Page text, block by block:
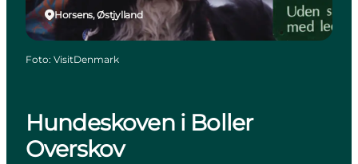
Hundeskoven i Boller
Overskov
Horsens, Østjylland
Foto: VisitDenmark